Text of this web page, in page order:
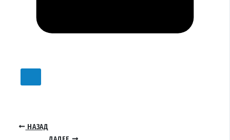
НАЗАД